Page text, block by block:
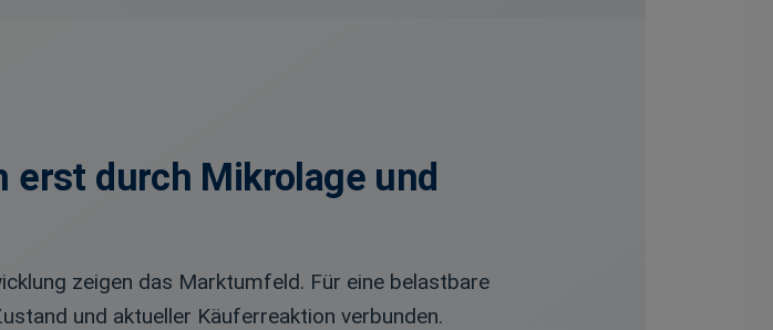
erst durch Mikrolage und
zeigen das Marktumfeld. Für eine belastbare
und aktueller Käuferreaktion verbunden.